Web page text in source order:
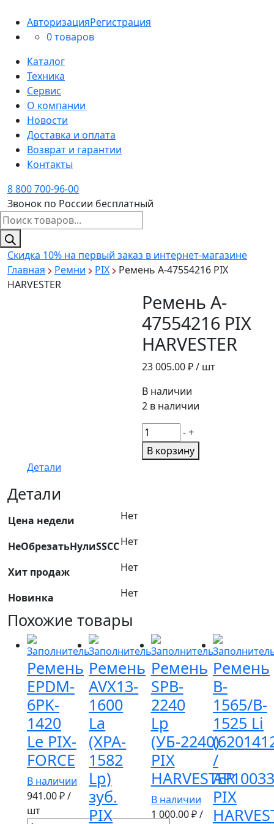
АвторизацияРегистрация
0 товаров
Каталог
Техника
Сервис
О компании
Новости
Доставка и оплата
Возврат и гарантии
Контакты
8 800 700-96-00
Звонок по России бесплатный
Поиск
товаров
Скидка 10% на первый заказ в интернет-магазине
Главная
Ремни PIX
Ремень A-47554216 PIX
HARVESTER
Ремень A-
47554216 PIX
HARVESTER
23 005.00₽ / шт
В наличии
2 в наличии
Количество
товара
Ремень
- +
В корзину
Детали
Детали
Цена недели Нет
НеОбрезатьНулиSSCCНет
Хит продаж Нет
Новинка Нет
Похожие товары
Ремень
EPDM-
6PK-
1420
Le PIX-
FORCE
В наличии
941.00₽ /
шт
Ремень
AVX13-
1600
La
(XPA-
1582
Lp)
зуб.
PIX
Ремень
SPB-
2240
Lр
(УБ-2240)
PIX
HARVESTER
В наличии
1 000.00₽ /
Ремень
B-
1565/B-
1525 Li
/
PIX